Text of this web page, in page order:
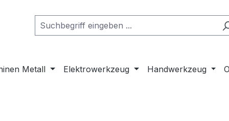
Metall Elektrowerkzeug Handwerkzeug